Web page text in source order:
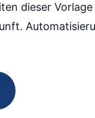
dieser